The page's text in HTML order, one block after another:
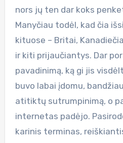
nors jų ten dar koks
Manyčiau todėl, kad čia
kituose – Britai,
ir kiti prijaučiantys. Dar
pavadinimą, ką gi jis
buvo labai įdomu,
atitiktų sutrumpinimą, o
internetas padėjo.
karinis terminas,